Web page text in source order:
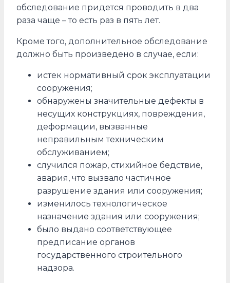
обследование придется проводить в два
раза чаще – то есть раз в пять лет.
Кроме того, дополнительное обследование
должно быть произведено в случае, если:
истек нормативный срок эксплуатации
сооружения;
обнаружены значительные дефекты в
несущих конструкциях, повреждения,
деформации, вызванные
неправильным техническим
обслуживанием;
случился пожар, стихийное бедствие,
авария, что вызвало частичное
разрушение здания или сооружения;
изменилось технологическое
назначение здания или сооружения;
было выдано соответствующее
предписание органов
государственного строительного
надзора.